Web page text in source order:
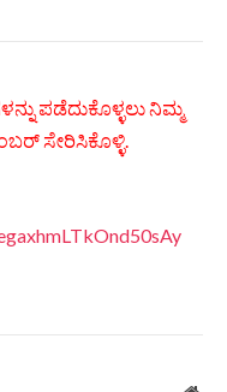
ಪಡೆದುಕೊಳ್ಳಲು ನಿಮ್ಮ
ಸೇರಿಸಿಕೊಳ್ಳಿ.